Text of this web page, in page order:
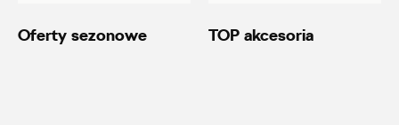
Oferty sezonowe TOP akcesoria
Auto Forum 2